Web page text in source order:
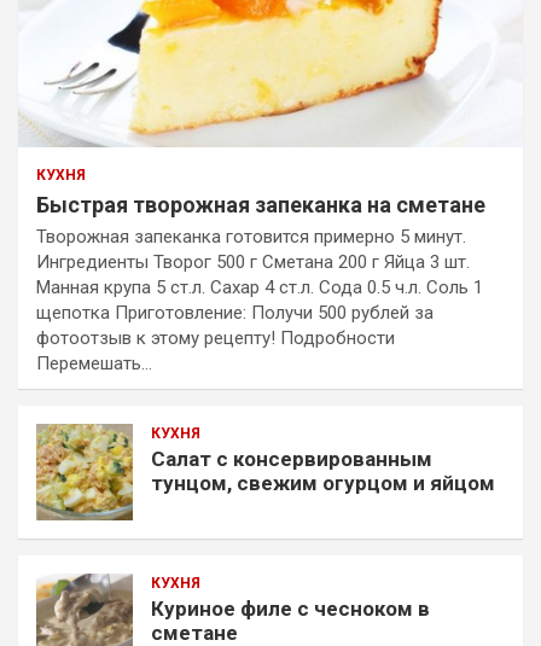
КУХНЯ
Быстрая творожная запеканка на сметане
Творожная запеканка готовится примерно 5 минут.
Ингредиенты Творог 500 г Сметана 200 г Яйца 3 шт.
Манная крупа 5 ст.л. Сахар 4 ст.л. Сода 0.5 ч.л. Соль 1
щепотка Приготовление: Получи 500 рублей за
фотоотзыв к этому рецепту! Подробности
Перемешать…
КУХНЯ
Салат с консервированным
тунцом, свежим огурцом и яйцом
КУХНЯ
Куриное филе с чесноком в
сметане